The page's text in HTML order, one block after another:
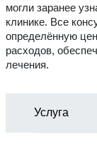
могли заранее
клинике. Все
определённую
расходов,
лечения.
Услуга